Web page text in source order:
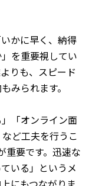
かに早く、納得
を重要視してい
りも、スピード
みられます。
「オンライン面
ど工夫を行うこ
重要です。迅速な
いる」というメ